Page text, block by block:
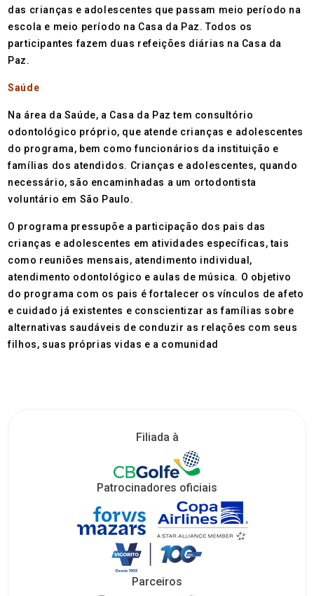
das crianças e adolescentes que passam meio período na
escola e meio período na Casa da Paz. Todos os
participantes fazem duas refeições diárias na Casa da
Paz.
Saúde
Na área da Saúde, a Casa da Paz tem consultório
odontológico próprio, que atende crianças e adolescentes
do programa, bem como funcionários da instituição e
famílias dos atendidos. Crianças e adolescentes, quando
necessário, são encaminhadas a um ortodontista
voluntário em São Paulo.
O programa pressupõe a participação dos pais das
crianças e adolescentes em atividades específicas, tais
como reuniões mensais, atendimento individual,
atendimento odontológico e aulas de música. O objetivo
do programa com os pais é fortalecer os vínculos de afeto
e cuidado já existentes e conscientizar as famílias sobre
alternativas saudáveis de conduzir as relações com seus
filhos, suas próprias vidas e a comunidad
Filiada à
Patrocinadores oficiais
Parceiros